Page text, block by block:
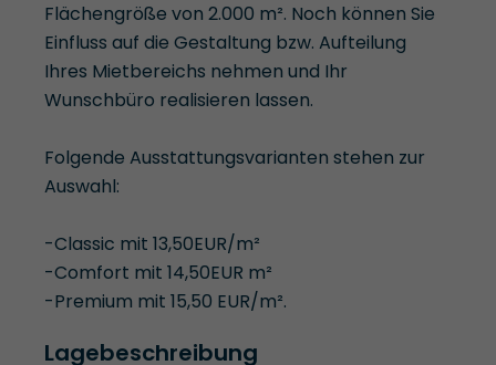
Flächengröße von 2.000 m². Noch können Sie
Einfluss auf die Gestaltung bzw. Aufteilung
Ihres Mietbereichs nehmen und Ihr
Wunschbüro realisieren lassen.
Folgende Ausstattungsvarianten stehen zur
Auswahl:
-Classic mit 13,50EUR/m²
-Comfort mit 14,50EUR m²
-Premium mit 15,50 EUR/m².
Lagebeschreibung